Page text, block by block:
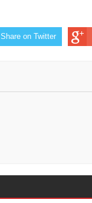
Share on Twitter